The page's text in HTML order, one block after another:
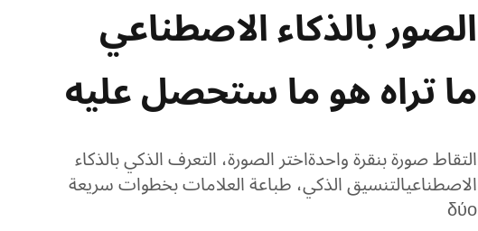
الصور بالذكاء الاصطناعي
ما تراه هو ما ستحصل عليه
التقاط صورة بنقرة واحدة​اختر الصورة، التعرف الذكي بالذكاء
الاصطناعيالتنسيق الذكي، طباعة العلامات بخطوات سريعة
δύο